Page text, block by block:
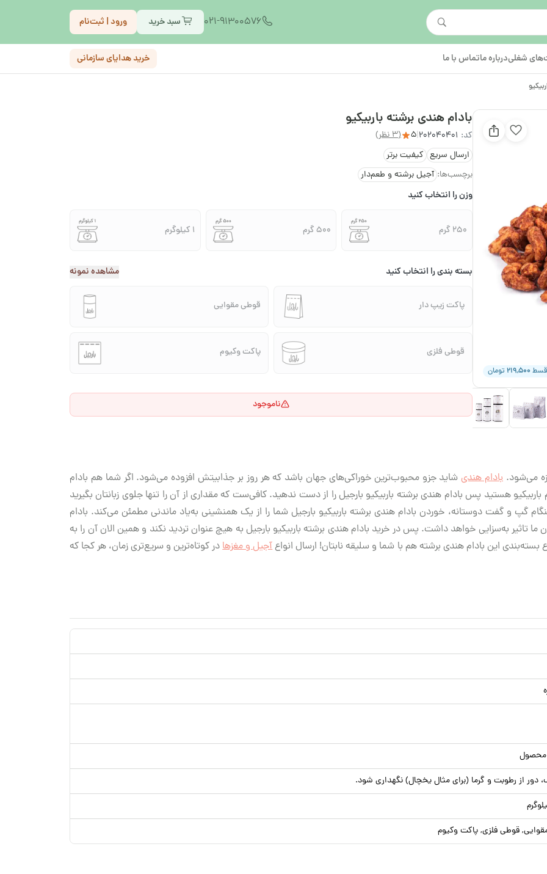
021-91300576 سبد خرید ورود | ثبت‌نام
شغلیدرباره ماتماس با ما خرید هدایای سازمانی
۲۱۹,۵۰۰ تومان
بادام هندی برشته باربیکیو
کد: 202040401
|
5
(3 نظر)
ارسال سریع کیفیت برتر
برچسب‌ها: آجیل برشته و طعم‌دار
وزن را انتخاب کنید
250 گرم 500 گرم 1 کیلوگرم
بسته بندی را انتخاب کنید مشاهده نمونه
پاکت زیپ دار قوطی مقوایی
قوطی فلزی پاکت وکیوم
ناموجود
می‌شود. بادام هندی شاید جزو محبوب‌ترین خوراکی‌های جهان باشد که هر روز بر جذابیتش افزوده می‌شود. اگر شما هم بادام
هستید پس بادام هندی برشته باربیکیو بارجیل را از دست ندهید. کافی‌ست که مقداری از آن را تنها جلوی زبانتان بگیرید
گپ و گفت دوستانه، خوردن بادام هندی برشته باربیکیو بارجیل شما را از یک همنشینی به‌یاد ماندنی مطمئن می‌کند. بادام
تاثیر به‌سزایی خواهد داشت. پس در خرید بادام هندی برشته باربیکیو بارجیل به هیچ عنوان تردید نکند و همین الان آن را به
این بادام هندی برشته هم با شما و سلیقه نابتان! ارسال انواعآجیل و مغزهادر کوتاه‌ترین و سریع‌تری زمان، هر کجا که
از رطوبت و گرما (برای مثال یخچال) نگهداری شود.
قوطی فلزی, پاکت وکیوم